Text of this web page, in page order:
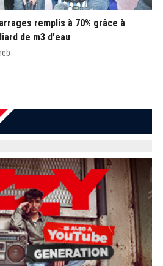
remplis à 70% grâce à
de m3 d'eau